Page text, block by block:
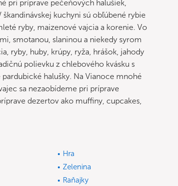
pri príprave pečeňových halušiek,
kuchyni sú obľúbené rybie
ryby, maizenové vajcia a korenie. Vo
smotanou, slaninou a niekedy syrom
ryby, huby, krúpy, ryža, hrášok, jahody
polievku z chlebového kvásku s
halušky. Na Vianoce mnohé
sa nezaobídeme pri príprave
dezertov ako muffiny, cupcakes,
Hra
Zelenina
Raňajky